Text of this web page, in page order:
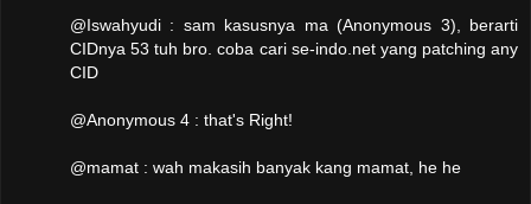
@Iswahyudi : sam kasusnya ma (Anonymous 3), berarti
CIDnya 53 tuh bro. coba cari se-indo.net yang patching any
CID
@Anonymous 4 : that's Right!
@mamat : wah makasih banyak kang mamat, he he